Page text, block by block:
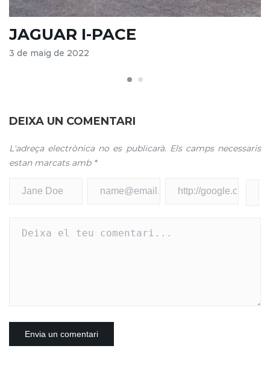
JAGUAR I-PACE
3 de maig de 2022
DEIXA UN COMENTARI
L'adreça electrònica no es publicarà. Els camps necessaris
estan marcats amb *